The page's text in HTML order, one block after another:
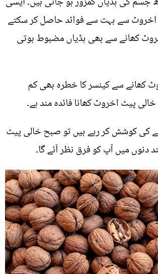
سے بہت سے فوائد حاصل کر سکتے
کھانے سے بھی ہڈیاں مضبوط ہوتی
کھانے سے کینسر کا خطرہ بھی کم
پیٹ اخروٹ کھانا فائدہ مند ہے۔
کی کوشش کر رہے ہیں تو صبح خالی پیٹ
دنوں میں آپ کو فرق نظر آئے گا۔